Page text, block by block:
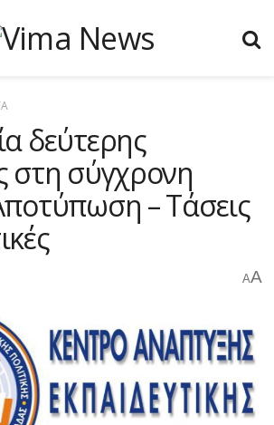
δεύτερης
στη σύγχρονη
– Τάσεις
AA